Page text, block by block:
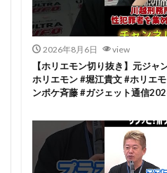
2026年8月6日 view
【ホリエモン切り抜き】元ジ
ホリエモン #堀江貴文 #ホリエ
ンポケ斉藤 #ガジェット通信